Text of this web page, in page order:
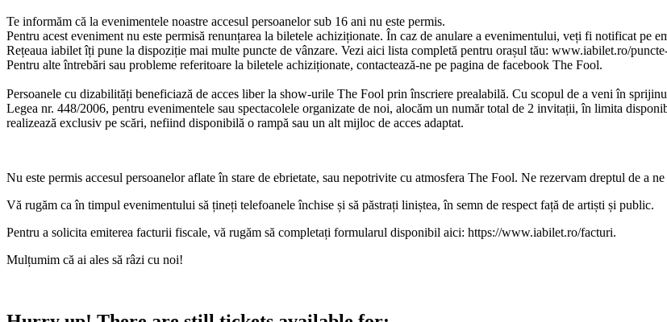
Te informăm că la evenimentele noastre accesul persoanelor sub 16 ani nu este permis.
Pentru acest eveniment nu este permisă renunțarea la biletele achiziționate. În caz de anulare a evenimentului, veți fi notificat pe
Rețeaua iabilet îți pune la dispoziție mai multe puncte de vânzare. Vezi aici lista completă pentru orașul tău: www.iabilet.ro/
Pentru alte întrebări sau probleme referitoare la biletele achiziționate, contactează-ne pe pagina de facebook The Fool.
Persoanele cu dizabilități beneficiază de acces liber la show-urile The Fool prin înscriere prealabilă. Cu scopul de a veni în
Legea nr. 448/2006, pentru evenimentele sau spectacolele organizate de noi, alocăm un număr total de 2 invitații, în limita
realizează exclusiv pe scări, nefiind disponibilă o rampă sau un alt mijloc de acces adaptat.
Nu este permis accesul persoanelor aflate în stare de ebrietate, sau nepotrivite cu atmosfera The Fool. Ne rezervam dreptul de a
Vă rugăm ca în timpul evenimentului să țineți telefoanele închise și să păstrați liniștea, în semn de respect față de artiști și public.
Pentru a solicita emiterea facturii fiscale, vă rugăm să completați formularul disponibil aici: https://www.iabilet.ro/facturi.
Mulțumim că ai ales să râzi cu noi!